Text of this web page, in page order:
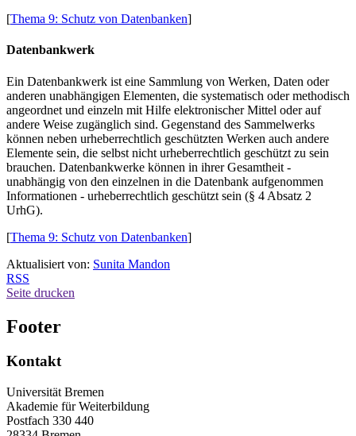
[Thema 9: Schutz von Datenbanken]
Datenbankwerk
Ein Datenbankwerk ist eine Sammlung von Werken, Daten oder
anderen unabhängigen Elementen, die systematisch oder methodisch
angeordnet und einzeln mit Hilfe elektronischer Mittel oder auf
andere Weise zugänglich sind. Gegenstand des Sammelwerks
können neben urheberrechtlich geschützten Werken auch andere
Elemente sein, die selbst nicht urheberrechtlich geschützt zu sein
brauchen. Datenbankwerke können in ihrer Gesamtheit -
unabhängig von den einzelnen in die Datenbank aufgenommen
Informationen - urheberrechtlich geschützt sein (§ 4 Absatz 2
UrhG).
[Thema 9: Schutz von Datenbanken]
Aktualisiert von: Sunita Mandon
RSS
Seite drucken
Footer
Kontakt
Universität Bremen
Akademie für Weiterbildung
Postfach 330 440